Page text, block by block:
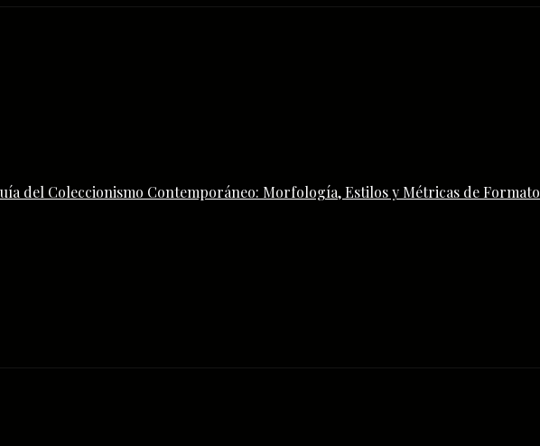
del Coleccionismo Contemporáneo: Morfología, Estilos y Métricas de Formato